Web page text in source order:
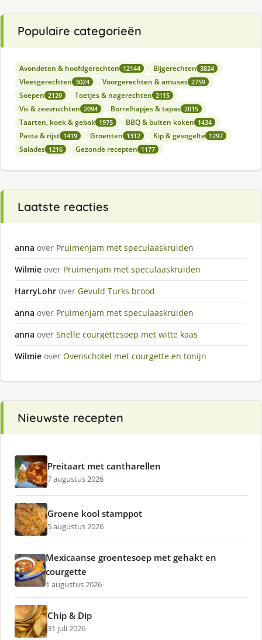
Populaire categorieën
Avondeten & hoofdgerechten 12144 Bijgerechten 3824
Vleesgerechten 3024 Voorgerechten & amuses 2759
Soepen 2120 Toetjes & nagerechten 2115
Vis & zeevruchten 2094 Borrelhapjes & tapas 2015
Taarten, koek & gebak 1975 BBQ & buiten koken 1434
Pasta & rijst 1419 Groenten 1312 Kip & gevogelte 1297
Salades 1216 Gezonde recepten 1177
Laatste reacties
anna over Pruimenjam met speculaaskruiden
Wilmie over Pruimenjam met speculaaskruiden
HarryLohr over Gevuld Turks brood
anna over Pruimenjam met speculaaskruiden
anna over Snelle courgettesoep met witte kaas
Wilmie over Ovenschotel met courgette en tonijn
Nieuwste recepten
Preitaart met cantharellen
7 augustus 2026
Groene kool stamppot
5 augustus 2026
Mexicaanse groentesoep met gehakt en
courgette
1 augustus 2026
Chip & Dip
31 juli 2026